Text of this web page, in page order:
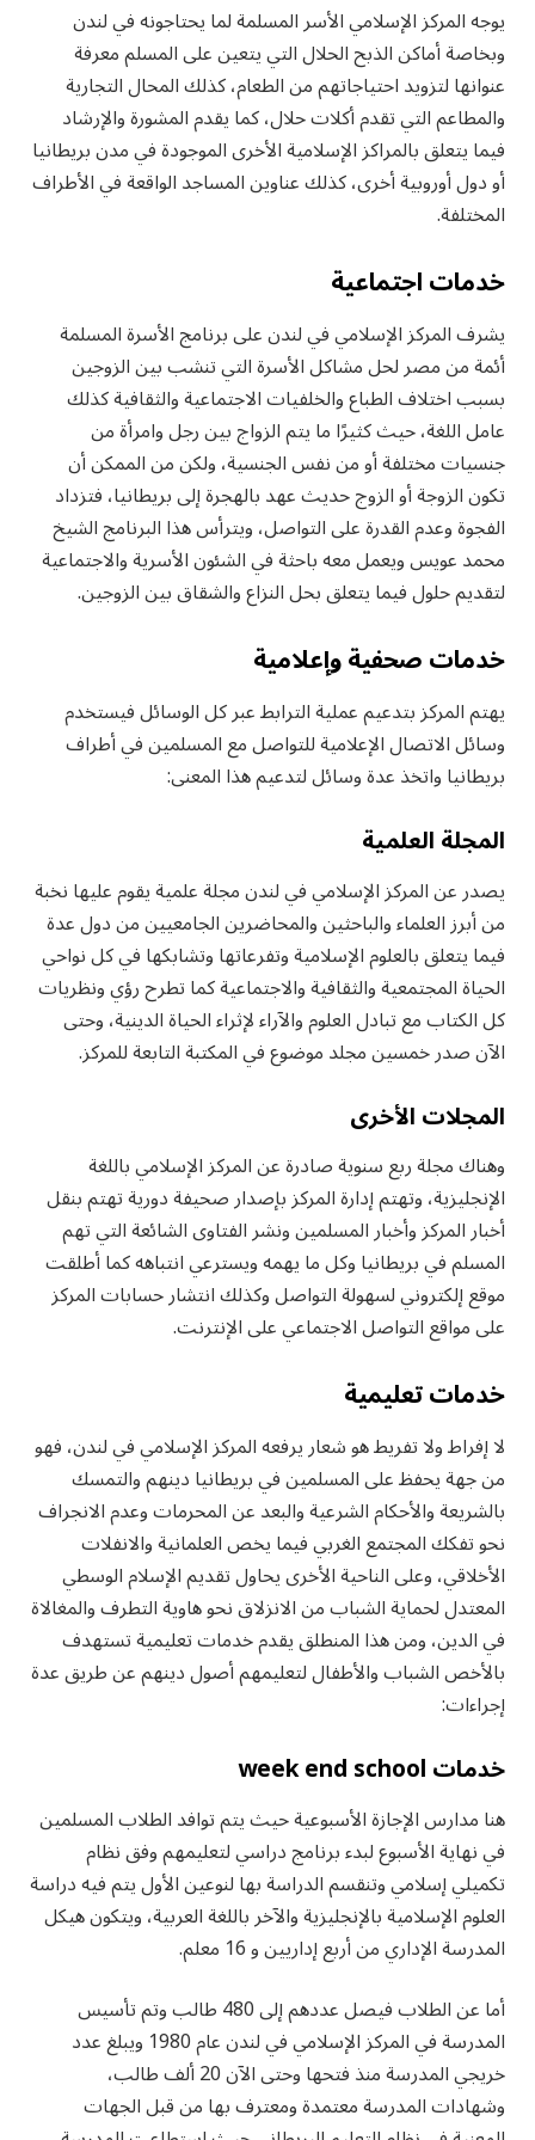
يوجه المركز الإسلامي الأسر المسلمة لما يحتاجونه في لندن
وبخاصة أماكن الذبح الحلال التي يتعين على المسلم معرفة
عنوانها لتزويد احتياجاتهم من الطعام، كذلك المحال التجارية
والمطاعم التي تقدم أكلات حلال، كما يقدم المشورة والإرشاد
فيما يتعلق بالمراكز الإسلامية الأخرى الموجودة في مدن بريطانيا
أو دول أوروبية أخرى، كذلك عناوين المساجد الواقعة في الأطراف
المختلفة.
خدمات اجتماعية
يشرف المركز الإسلامي في لندن على برنامج الأسرة المسلمة
أئمة من مصر لحل مشاكل الأسرة التي تنشب بين الزوجين
بسبب اختلاف الطباع والخلفيات الاجتماعية والثقافية كذلك
عامل اللغة، حيث كثيرًا ما يتم الزواج بين رجل وامرأة من
جنسيات مختلفة أو من نفس الجنسية، ولكن من الممكن أن
تكون الزوجة أو الزوج حديث عهد بالهجرة إلى بريطانيا، فتزداد
الفجوة وعدم القدرة على التواصل، ويترأس هذا البرنامج الشيخ
محمد عويس ويعمل معه باحثة في الشئون الأسرية والاجتماعية
لتقديم حلول فيما يتعلق بحل النزاع والشقاق بين الزوجين.
خدمات صحفية وإعلامية
يهتم المركز بتدعيم عملية الترابط عبر كل الوسائل فيستخدم
وسائل الاتصال الإعلامية للتواصل مع المسلمين في أطراف
بريطانيا واتخذ عدة وسائل لتدعيم هذا المعنى:
المجلة العلمية
يصدر عن المركز الإسلامي في لندن مجلة علمية يقوم عليها نخبة
من أبرز العلماء والباحثين والمحاضرين الجامعيين من دول عدة
فيما يتعلق بالعلوم الإسلامية وتفرعاتها وتشابكها في كل نواحي
الحياة المجتمعية والثقافية والاجتماعية كما تطرح رؤي ونظريات
كل الكتاب مع تبادل العلوم والآراء لإثراء الحياة الدينية، وحتى
الآن صدر خمسين مجلد موضوع في المكتبة التابعة للمركز.
المجلات الأخرى
وهناك مجلة ربع سنوية صادرة عن المركز الإسلامي باللغة
الإنجليزية، وتهتم إدارة المركز بإصدار صحيفة دورية تهتم بنقل
أخبار المركز وأخبار المسلمين ونشر الفتاوى الشائعة التي تهم
المسلم في بريطانيا وكل ما يهمه ويسترعي انتباهه كما أطلقت
موقع إلكتروني لسهولة التواصل وكذلك انتشار حسابات المركز
على مواقع التواصل الاجتماعي على الإنترنت.
خدمات تعليمية
لا إفراط ولا تفريط هو شعار يرفعه المركز الإسلامي في لندن، فهو
من جهة يحفظ على المسلمين في بريطانيا دينهم والتمسك
بالشريعة والأحكام الشرعية والبعد عن المحرمات وعدم الانجراف
نحو تفكك المجتمع الغربي فيما يخص العلمانية والانفلات
الأخلاقي، وعلى الناحية الأخرى يحاول تقديم الإسلام الوسطي
المعتدل لحماية الشباب من الانزلاق نحو هاوية التطرف والمغالاة
في الدين، ومن هذا المنطلق يقدم خدمات تعليمية تستهدف
بالأخص الشباب والأطفال لتعليمهم أصول دينهم عن طريق عدة
إجراءات:
خدمات week end school
هنا مدارس الإجازة الأسبوعية حيث يتم توافد الطلاب المسلمين
في نهاية الأسبوع لبدء برنامج دراسي لتعليمهم وفق نظام
تكميلي إسلامي وتنقسم الدراسة بها لنوعين الأول يتم فيه دراسة
العلوم الإسلامية بالإنجليزية والآخر باللغة العربية، ويتكون هيكل
المدرسة الإداري من أربع إداريين و 16 معلم.
أما عن الطلاب فيصل عددهم إلى 480 طالب وتم تأسيس
المدرسة في المركز الإسلامي في لندن عام 1980 ويبلغ عدد
خريجي المدرسة منذ فتحها وحتى الآن 20 ألف طالب،
وشهادات المدرسة معتمدة ومعترف بها من قبل الجهات